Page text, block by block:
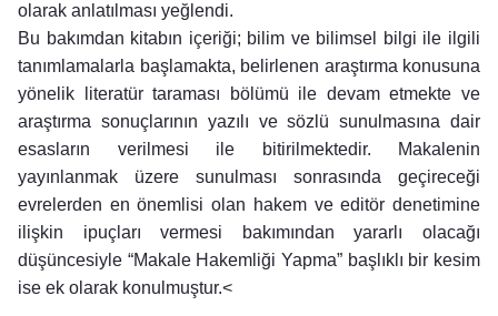
olarak anlatılması yeğlendi.
Bu bakımdan kitabın içeriği; bilim ve bilimsel bilgi ile ilgili
tanımlamalarla başlamakta, belirlenen araştırma konusuna
yönelik literatür taraması bölümü ile devam etmekte ve
araştırma sonuçlarının yazılı ve sözlü sunulmasına dair
esasların verilmesi ile bitirilmektedir. Makalenin
yayınlanmak üzere sunulması sonrasında geçireceği
evrelerden en önemlisi olan hakem ve editör denetimine
ilişkin ipuçları vermesi bakımından yararlı olacağı
düşüncesiyle “Makale Hakemliği Yapma” başlıklı bir kesim
ise ek olarak konulmuştur.<